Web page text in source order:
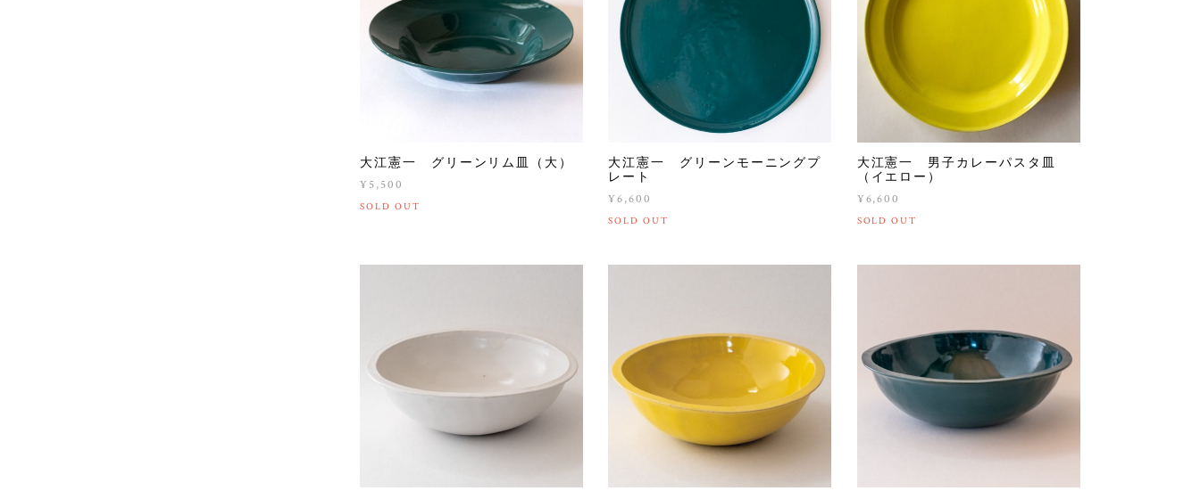
大江憲一 グリーンリム皿（大）
¥5,500
SOLD OUT
大江憲一 グリーンモーニングプ
レート
¥6,600
SOLD OUT
大江憲一 男子カレーパスタ皿
（イエロー）
¥6,600
SOLD OUT